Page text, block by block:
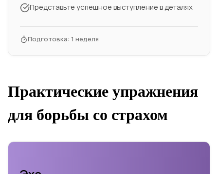
Представьте успешное выступление в деталях
Подготовка: 1 неделя
Практические упражнения
для борьбы со страхом